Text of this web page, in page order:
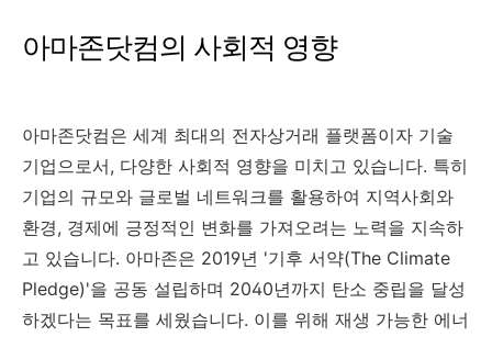
아마존닷컴의 사회적 영향
아마존닷컴은 세계 최대의 전자상거래 플랫폼이자 기술
기업으로서, 다양한 사회적 영향을 미치고 있습니다. 특히
기업의 규모와 글로벌 네트워크를 활용하여 지역사회와
환경, 경제에 긍정적인 변화를 가져오려는 노력을 지속하
고 있습니다. 아마존은 2019년 '기후 서약(The Climate
Pledge)'을 공동 설립하며 2040년까지 탄소 중립을 달성
하겠다는 목표를 세웠습니다. 이를 위해 재생 가능한 에너